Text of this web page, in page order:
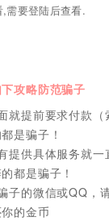
,需要登陆后查看.
攻略防范骗子
就提前要求付款（
是骗子！
提供具体服务就
都是骗子！
子的微信或QQ，
的金币